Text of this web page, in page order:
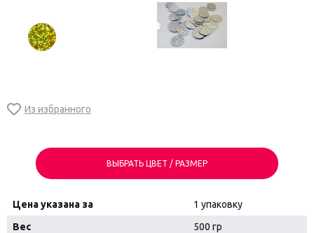
ВЫБРАТЬ ЦВЕТ / РАЗМЕР
Цена указана за
1 упаковку
Вес
500 гр